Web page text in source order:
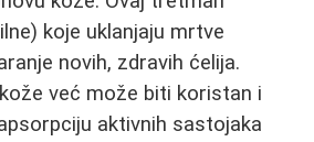
koje uklanjaju mrtve
novih, zdravih ćelija.
već može biti koristan i
aktivnih sastojaka